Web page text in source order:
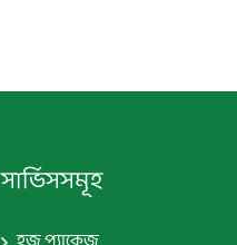
সার্ভিসসমূহ